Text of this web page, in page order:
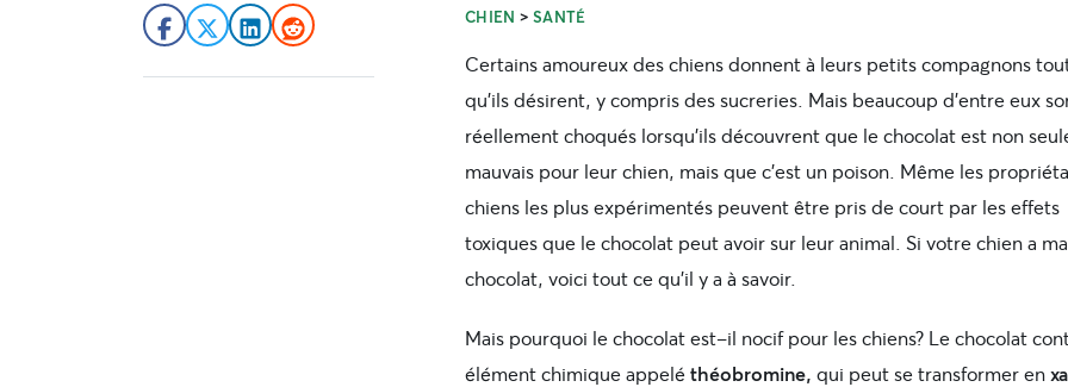
CHIEN >SANTÉ
Certains amoureux des chiens donnent à leurs petits compagnons
qu’ils désirent, y compris des sucreries. Mais beaucoup d’entre eux
réellement choqués lorsqu’ils découvrent que le chocolat est non
mauvais pour leur chien, mais que c’est un poison. Même les
chiens les plus expérimentés peuvent être pris de court par les effets
toxiques que le chocolat peut avoir sur leur animal. Si votre chien a
chocolat, voici tout ce qu’il y a à savoir.
Mais pourquoi le chocolat est-il nocif pour les chiens? Le chocolat
élément chimique appeléthéobromine, qui peut se transformer en